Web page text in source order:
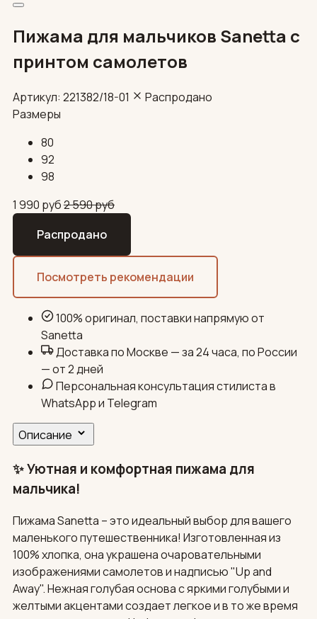
Пижама для мальчиков Sanetta с
принтом самолетов
Артикул: 221382/18-01
Распродано
Размеры
80
92
98
1 990 руб2 590руб
Распродано
Посмотреть рекомендации
100% оригинал, поставки напрямую от
Sanetta
Доставка по Москве — за 24 часа, по России
— от 2 дней
Персональная консультация стилиста в
WhatsApp и Telegram
Описание
✨ Уютная и комфортная пижама для
мальчика!
Пижама Sanetta – это идеальный выбор для вашего
маленького путешественника! Изготовленная из
100% хлопка, она украшена очаровательными
изображениями самолетов и надписью "Up and
Away". Нежная голубая основа с яркими голубыми и
желтыми акцентами создает легкое и в то же время